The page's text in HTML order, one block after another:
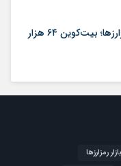
آخرین وضعیت بازار رمزارزها؛ بیت‌کوین ۶۴ هزار
بازار رمزارزها